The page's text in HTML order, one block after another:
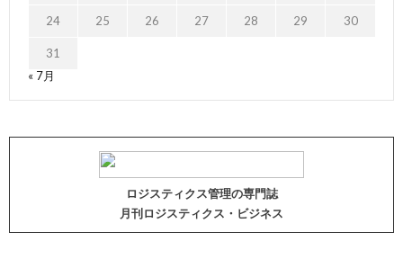
24 25 26 27 28 29 30
31
« 7月
ロジスティクス管理の専門誌
月刊ロジスティクス・ビジネス